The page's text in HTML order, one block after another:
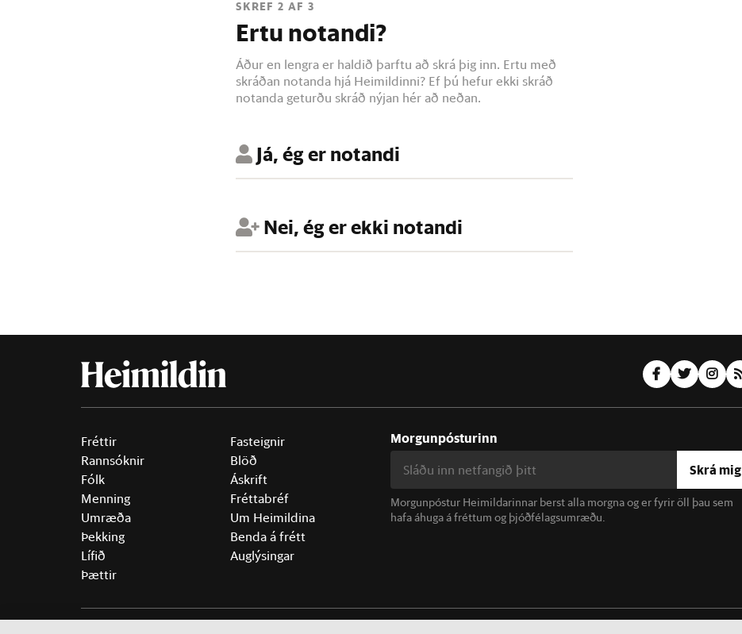
SKREF 2 AF 3
Ertu notandi?
Áður en lengra er haldið þarftu að skrá þig inn. Ertu með
skráðan notanda hjá Heimildinni? Ef þú hefur ekki skráð
notanda geturðu skráð nýjan hér að neðan.
Já, ég er notandi
Nei, ég er ekki notandi
Fréttir
Rannsóknir
Fólk
Menning
Umræða
Þekking
Lífið
Þættir
Fasteignir
Blöð
Áskrift
Fréttabréf
Um Heimildina
Benda á frétt
Auglýsingar
Morgunpósturinn
Skrá mig
Morgunpóstur Heimildarinnar berst alla morgna og er fyrir öll þau sem
hafa áhuga á fréttum og þjóðfélagsumræðu.